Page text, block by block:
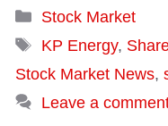
Categories
Stock Market
Tags
KP Energy,
Stock Market News,
Leave a